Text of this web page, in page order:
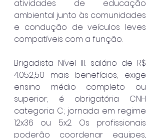
atividades de educação
ambiental junto às comunidades
e condução de veículos leves
compatíveis com a função.
Brigadista Nível III: salário de R$
4.052,50 mais benefícios; exige
ensino médio completo ou
superior; é obrigatória CNH
categoria C; jornada em regime
12x36 ou 5x2. Os profissionais
poderão coordenar equipes,